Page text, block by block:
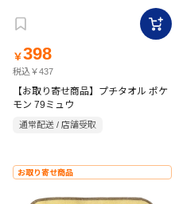
￥398
税込￥437
【お取り寄せ商品】プチタオル ポケ
モン 79ミュウ
通常配送 / 店舗受取
お取り寄せ商品